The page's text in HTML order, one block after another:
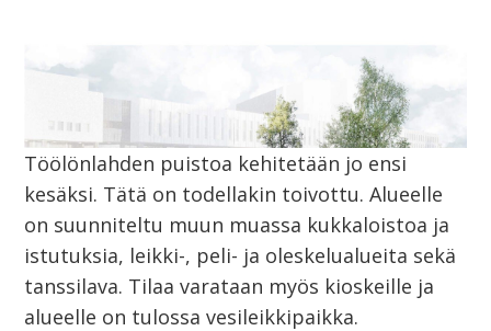
Töölönlahden puistoa kehitetään jo ensi
kesäksi. Tätä on todellakin toivottu. Alueelle
on suunniteltu muun muassa kukkaloistoa ja
istutuksia, leikki-, peli- ja oleskelualueita sekä
tanssilava. Tilaa varataan myös kioskeille ja
alueelle on tulossa vesileikkipaikka.